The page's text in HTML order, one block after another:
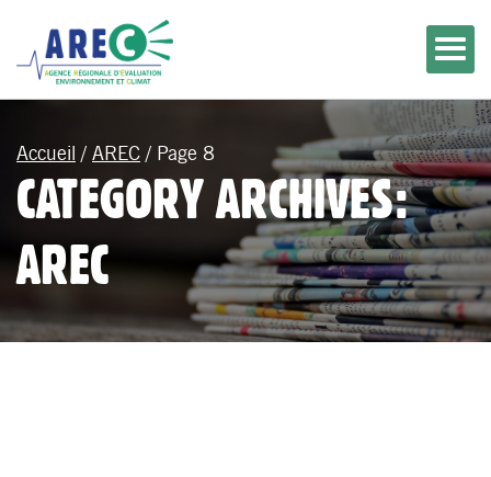
Accueil / AREC / Page 8
CATEGORY ARCHIVES:
AREC